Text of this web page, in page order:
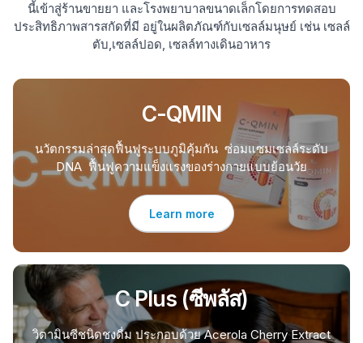
นี้เข้าสู่ร้านขายยา และโรงพยาบาลขนาดเล็กโดยการทดสอบ
ประสิทธิภาพสารสกัดที่มี อยู่ในผลิตภัณฑ์กับเซลล์มนุษย์ เช่น เซลล์
ตับ,เซลล์ปอด, เซลล์ทางเดินอาหาร
C-QMIN
นวัตกรรมล่าสุดฟื้นฟูระบบภูมิคุ้มกัน ซ่อมแซมเซลล์ระดับ
DNA ฟื้นฟูความแข็งแรงของร่างกายแบบย้อนวัย
Learn more
C Plus (ซีพลัส)
วิตามินซีชนิดชงดื่ม ประกอบด้วย Acerola Cherry Extract